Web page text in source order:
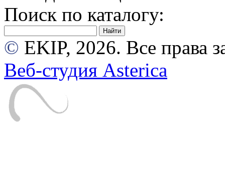
Поиск по каталогу:
© EKIP, 2026. Все права
Веб-студия Asterica